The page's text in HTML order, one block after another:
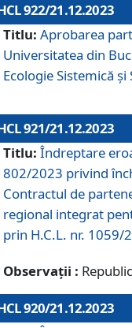
922/21.12.2023
Titlu: Aprobarea
Universitatea din
Ecologie Sistemică
921/21.12.2023
Titlu: Îndreptare
802/2023 privind
Contractul de
regional integrat
prin H.C.L. nr. 1059/
Observații :
920/21.12.2023